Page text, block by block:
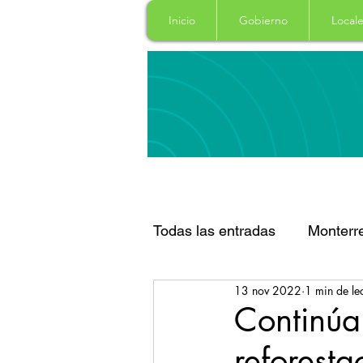
Inicio Gobierno
Todas las entradas
Santa Catarina San
13 nov 2022 1 min de